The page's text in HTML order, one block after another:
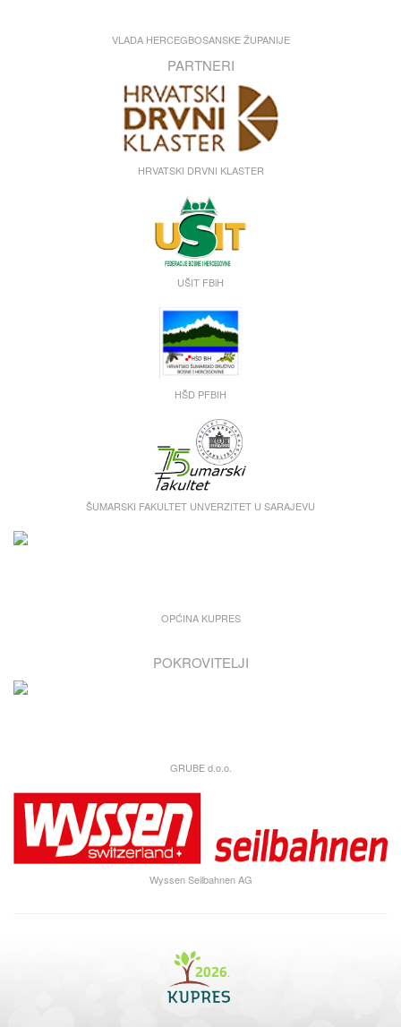
VLADA HERCEGBOSANSKE ŽUPANIJE
PARTNERI
HRVATSKI DRVNI KLASTER
UŠIT FBiH
HŠD PFBIH
ŠUMARSKI FAKULTET UNVERZITET U SARAJEVU
OPĆINA KUPRES
POKROVITELJI
GRUBE d.o.o.
Wyssen Seilbahnen AG